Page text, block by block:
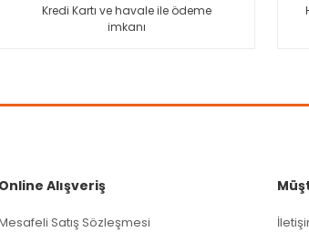
Kredi Kartı ve havale ile ödeme
imkanı
Online Alışveriş
Satış Sözleşmesi